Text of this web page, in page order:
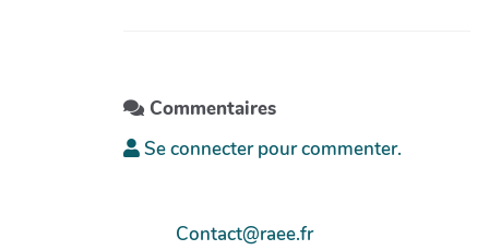
Commentaires
Se connecter pour commenter.
Contact@raee.fr